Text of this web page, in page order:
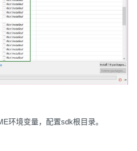
环境变量，配置sdk根目录。